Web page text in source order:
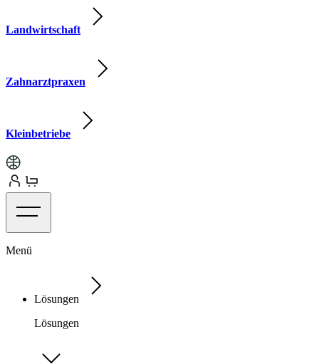
Landwirtschaft
Zahnarztpraxen
Kleinbetriebe
Menü
Lösungen
Lösungen